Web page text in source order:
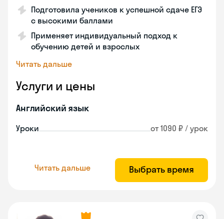
Подготовила учеников к успешной сдаче ЕГЭ
с высокими баллами
Применяет индивидуальный подход к
обучению детей и взрослых
Читать дальше
Услуги и цены
Английский язык
Уроки от 1090 ₽ / урок
Читать дальше Выбрать время